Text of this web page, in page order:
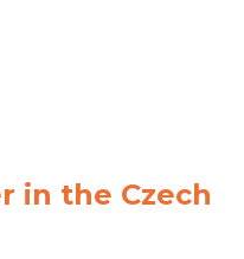
in the Czech